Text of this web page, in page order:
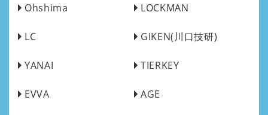
Ohshima LOCKMAN
LC GIKEN(川口技研)
YANAI TIERKEY
EVVA AGE